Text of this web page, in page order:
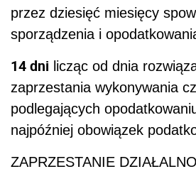
przez dziesięć miesięcy
sporządzenia i
14 dni licząc od dnia
zaprzestania wykonywania
podlegających
najpóźniej obowiązek
ZAPRZESTANIE